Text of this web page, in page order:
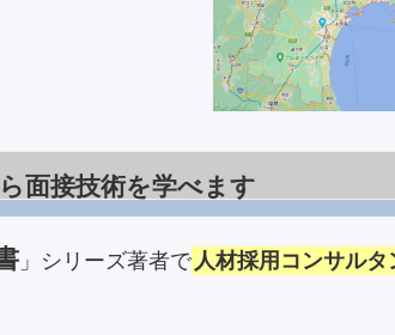
面接技術を学べます
」シリーズ著者で 人材採用コンサルタ